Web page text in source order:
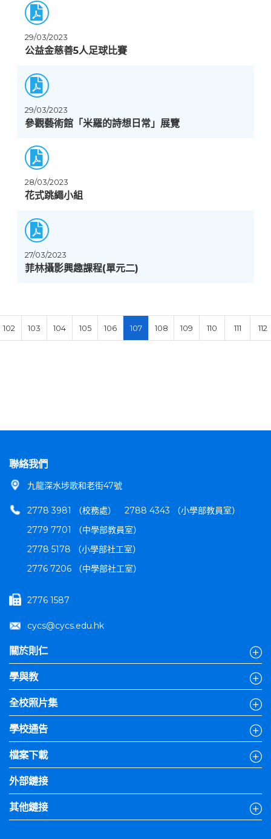
29/03/2023
公益金慈善5人足球比賽
29/03/2023
參觀藝術館「米羅的詩想日常」展覽
28/03/2023
花式跳繩小組
27/03/2023
菲林攝影興趣課程(單元二)
102 103 104 105 106 107 108 109 110 111 112
聯絡我們
九龍深水埗歌和老街47號
2778 3981 （校務處）
2788 4343 （小學部教員室）
2779 7701 （中學部教員室）
2778 5178 （小學部社工室）
2776 7206 （中學部社工室）
2776 1587
cycs@cycs.edu.hk
關於則仁
學與教
全校照片集
學校通告
檔案下載
外部鏈接
其他鏈接